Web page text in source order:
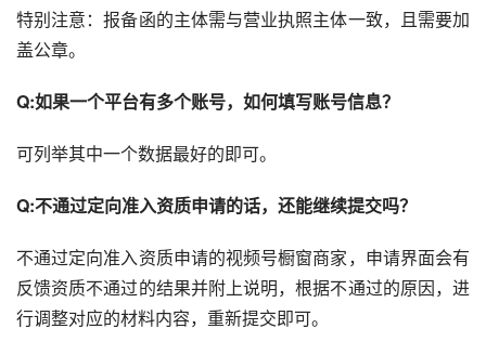
特别注意：报备函的主体需与营业执照主体一致，且需要加
盖公章。
Q:如果一个平台有多个账号，如何填写账号信息？
可列举其中一个数据最好的即可。
Q:不通过定向准入资质申请的话，还能继续提交吗？
不通过定向准入资质申请的视频号橱窗商家，申请界面会有
反馈资质不通过的结果并附上说明，根据不通过的原因，进
行调整对应的材料内容，重新提交即可。